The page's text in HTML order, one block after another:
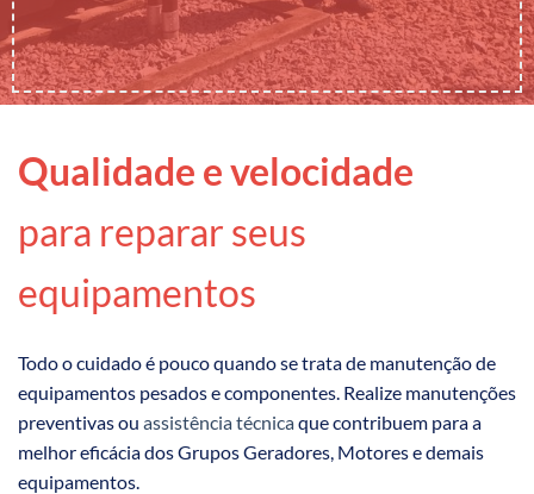
Qualidade e velocidade
para reparar seus
equipamentos
Todo o cuidado é pouco quando se trata de manutenção de
equipamentos pesados e componentes. Realize manutenções
preventivas ou assistência técnicaque contribuem para a
melhor eficácia dos Grupos Geradores, Motores e demais
equipamentos.